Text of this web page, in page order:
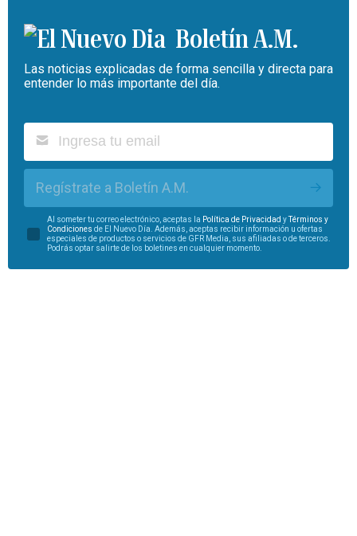
Boletín A.M.
Las noticias explicadas de forma sencilla y directa para
entender lo más importante del día.
Regístrate a Boletín A.M.
Al someter tu correo electrónico, aceptas la Política de Privacidad yTérminos y
Condiciones de El Nuevo Día. Además, aceptas recibir información u ofertas
especiales de productos o servicios de GFR Media, sus afiliadas o de terceros.
Podrás optar salirte de los boletines en cualquier momento.